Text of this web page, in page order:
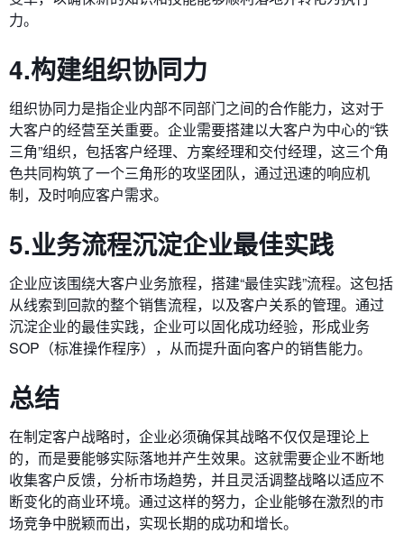
力。
4.构建组织协同力
组织协同力是指企业内部不同部门之间的合作能力，这对于
大客户的经营至关重要。企业需要搭建以大客户为中心的“铁
三角”组织，包括客户经理、方案经理和交付经理，这三个角
色共同构筑了一个三角形的攻坚团队，通过迅速的响应机
制，及时响应客户需求。
5.业务流程沉淀企业最佳实践
企业应该围绕大客户业务旅程，搭建“最佳实践”流程。这包括
从线索到回款的整个销售流程，以及客户关系的管理。通过
沉淀企业的最佳实践，企业可以固化成功经验，形成业务
SOP（标准操作程序），从而提升面向客户的销售能力。
总结
在制定客户战略时，企业必须确保其战略不仅仅是理论上
的，而是要能够实际落地并产生效果。这就需要企业不断地
收集客户反馈，分析市场趋势，并且灵活调整战略以适应不
断变化的商业环境。通过这样的努力，企业能够在激烈的市
场竞争中脱颖而出，实现长期的成功和增长。